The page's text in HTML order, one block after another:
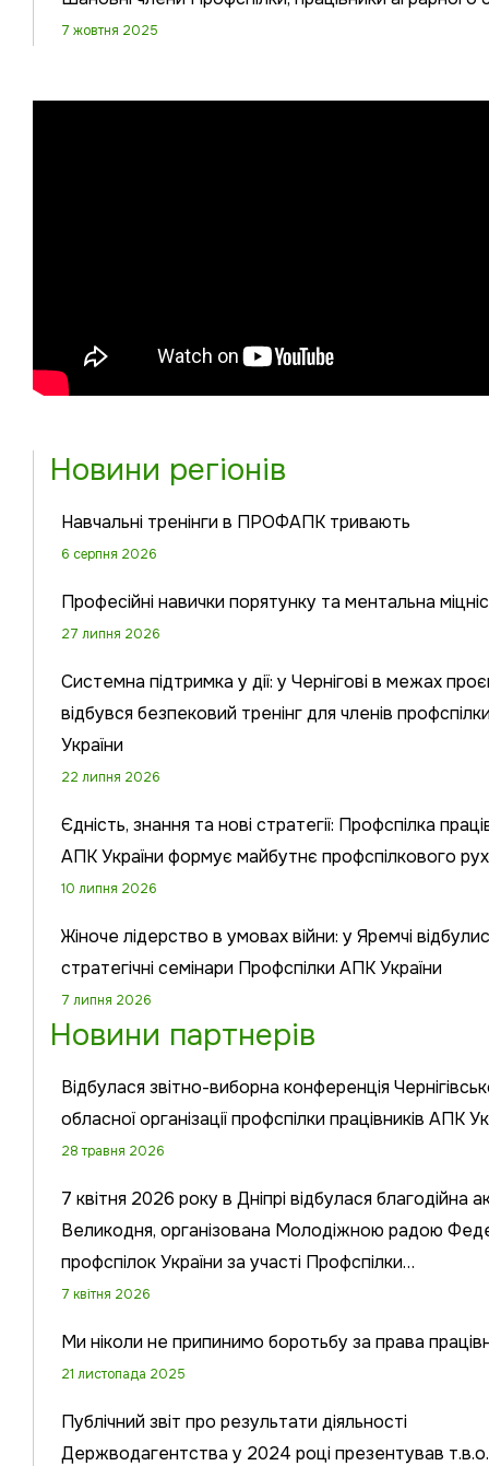
7 жовтня 2025
Новини регіонів
Навчальні тренінги в ПРОФАПК тривають
6 серпня 2026
Професійні навички порятунку та ментальна
27 липня 2026
Системна підтримка у дії: у Чернігові в межах
відбувся безпековий тренінг для членів
України
22 липня 2026
Єдність, знання та нові стратегії: Профспілка
АПК України формує майбутнє профспілкового
10 липня 2026
Жіноче лідерство в умовах війни: у Яремчі
стратегічні семінари Профспілки АПК України
7 липня 2026
Новини партнерів
Відбулася звітно-виборна конференція
обласної організації профспілки працівників АПК
28 травня 2026
7 квітня 2026 року в Дніпрі відбулася благодійна
Великодня, організована Молодіжною радою
профспілок України за участі Профспілки…
7 квітня 2026
Ми ніколи не припинимо боротьбу за права
21 листопада 2025
Публічний звіт про результати діяльності
Держводагентства у 2024 році презентував